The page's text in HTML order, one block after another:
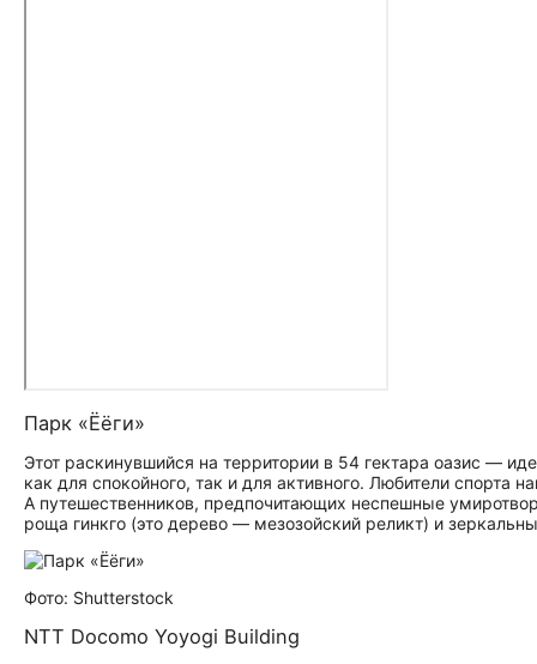
Парк «Ёёги»
Этот раскинувшийся на территории в 54 гектара оазис —
как для спокойного, так и для активного. Любители спорта
А путешественников, предпочитающих неспешные
роща гинкго (это дерево — мезозойский реликт) и
Фото: Shutterstock
NTT Docomo Yoyogi Building